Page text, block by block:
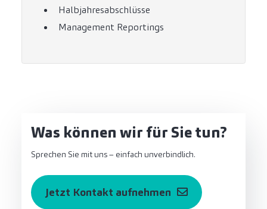
Halbjahresabschlüsse
Management Reportings
Was können wir für Sie tun?
Sprechen Sie mit uns – einfach unverbindlich.
Jetzt Kontakt aufnehmen